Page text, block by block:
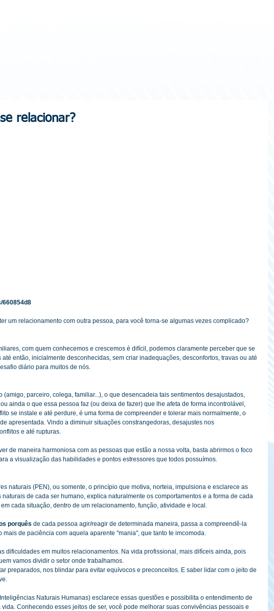
relacionar?
660854d8
um relacionamento com outra pessoa, para você torna-se algumas vezes complicado?
com quem conhecemos e crescemos é difícil, podemos claramente perceber que se
então, inicialmente desconhecidas, sem criar inadequações, desconfortos, travas ou até
diário para muitos de nós.
(amigo, parceiro, colega, familiar...), o que desencadeia tais sentimentos desajustados,
ainda o que essa pessoa faz (ou deixa de fazer) que lhe afeta de forma incontrolável,
se instale e até perdure, é uma forma de compreender e tolerar mais normalmente, o
apresentada. Vindo a diminuir situações constrangedoras, desajustes nos
e até rupturas.
de maneira harmoniosa com as pessoas que estão a nossa volta, basta abrirmos o foco
a visualização das habilidades e pontos estressores que todos possuímos.
naturais (PEN), ou somente, o princípio que motiva, norteia, impulsiona e esclarece as
de cada ser humano, explica naturalmente os comportamentos e a forma de cada
cada situação, dentro de um relacionamento, função, atividade e local.
porquês de cada pessoa agir/reagir de determinada maneira, passa a compreendê-la
mais de paciência com aquela aparente "mania", que tanto te imcomoda.
dificuldades em muitos relacionamentos. Na vida profissional, mais difíceis ainda, pois
vamos dividir o setor onde trabalhamos.
preparados, nos blindar para evitar equívocos e preconceitos. E saber lidar com o jeito de
Naturais Humanas) esclarece essas questões e possibilita o entendimento de
Conhecendo esses jeitos de ser, você pode melhorar suas convivências pessoais e